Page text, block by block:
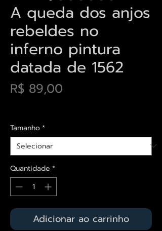
A queda dos anjos
rebeldes no
inferno pintura
datada de 1562
R$ 89,00
Tamanho*
Quantidade *
Adicionar ao carrinho